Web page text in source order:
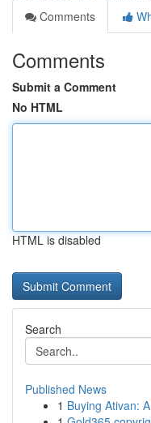
Comments
Comments
Submit a Comment
No HTML
HTML is disabled
Search
Published News
1 Buying Ativan: